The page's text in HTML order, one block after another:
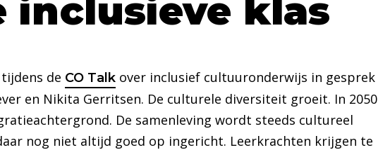
inclusieve klas
de CO Talk over inclusief cultuuronderwijs in gesprek
en Nikita Gerritsen. De culturele diversiteit groeit. In 2050
De samenleving wordt steeds cultureel
nog niet altijd goed op ingericht. Leerkrachten krijgen te